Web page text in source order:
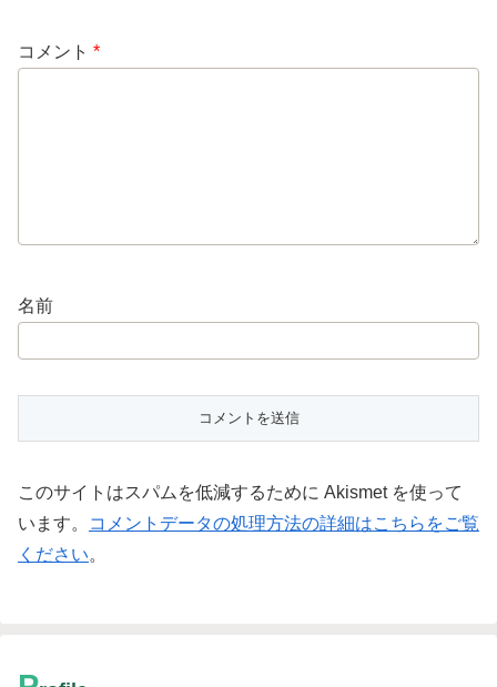
コメント *
名前
このサイトはスパムを低減するために Akismet を使って
います。
コメントデータの処理方法の詳細はこちらをご覧
ください。